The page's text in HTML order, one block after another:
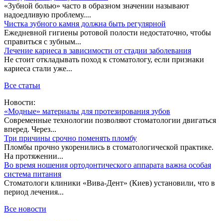
«Зубной болью» часто в образном значении называют
надоедливую проблему....
Чистка зубного камня должна быть регулярной
Ежедневной гигиены ротовой полости недостаточно, чтобы
справиться с зубным...
Лечение кариеса в зависимости от стадии заболевания
Не стоит откладывать поход к стоматологу, если признаки
кариеса стали уже...
Все статьи
Новости:
«Модные» материалы для протезирования зубов
Современные технологии позволяют стоматологии двигаться
вперед. Через...
Три причины срочно поменять пломбу
Пломбы прочно укоренились в стоматологической практике.
На протяжении...
Во время ношения ортодонтического аппарата важна особая
система питания
Стоматологи клиники «Вива-Дент» (Киев) установили, что в
период лечения...
Все новости